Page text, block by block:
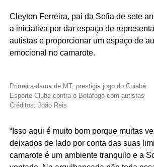
Cleyton Ferreira, pai da Sofia de sete
a iniciativa por dar espaço de
autistas e proporcionar um espaço de
emocional no camarote.
Primeira-dama de MT, prestigia jogo do Cuiabá
Esporte Clube contra o Botafogo com autistas
Créditos: João Reis
“Isso aqui é muito bom porque muitas
deixados de lado por conta das suas
camarote é um ambiente tranquilo e a